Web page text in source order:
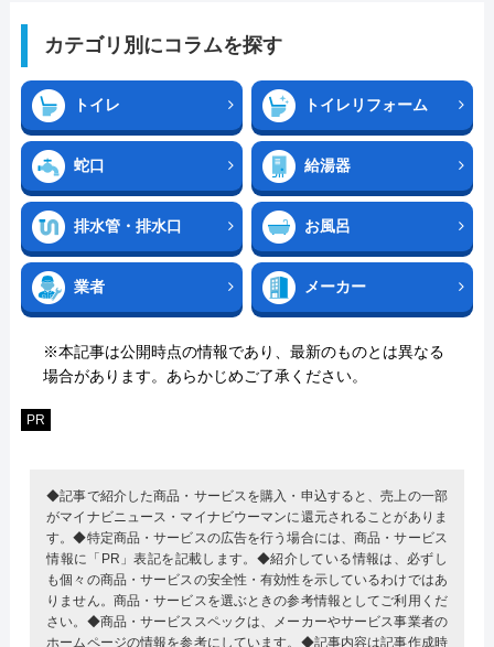
カテゴリ別にコラムを探す
トイレ トイレリフォーム
蛇口 給湯器
排水管・排水口 お風呂
業者 メーカー
※本記事は公開時点の情報であり、最新のものとは異なる
場合があります。あらかじめご了承ください。
PR
◆記事で紹介した商品・サービスを購入・申込すると、売上の一部
がマイナビニュース・マイナビウーマンに還元されることがありま
す。◆特定商品・サービスの広告を行う場合には、商品・サービス
情報に「PR」表記を記載します。◆紹介している情報は、必ずし
も個々の商品・サービスの安全性・有効性を示しているわけではあ
りません。商品・サービスを選ぶときの参考情報としてご利用くだ
さい。◆商品・サービススペックは、メーカーやサービス事業者の
ホームページの情報を参考にしています。◆記事内容は記事作成時